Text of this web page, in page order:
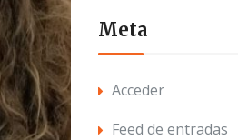
Meta
Acceder
Feed de entradas